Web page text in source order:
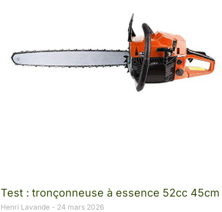
Test : tronçonneuse à essence 52cc 45cm
Henri Lavande 24 mars 2026